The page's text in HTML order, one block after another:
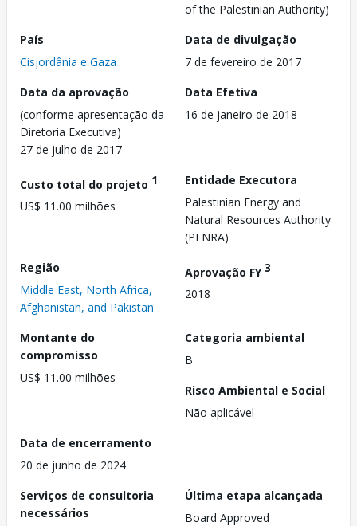
of the Palestinian Authority)
País
Cisjordânia e Gaza
Data de divulgação
7 de fevereiro de 2017
Data da aprovação
(conforme apresentação da
Diretoria Executiva)
27 de julho de 2017
Data Efetiva
16 de janeiro de 2018
Custo total do projeto 1
US$ 11.00 milhões
Entidade Executora
Palestinian Energy and
Natural Resources Authority
(PENRA)
Região
Middle East, North Africa,
Afghanistan, and Pakistan
Aprovação FY3
2018
Montante do
compromisso
US$ 11.00 milhões
Categoria ambiental
B
Risco Ambiental e Social
Não aplicável
Data de encerramento
20 de junho de 2024
Serviços de consultoria
necessários
Última etapa alcançada
Board Approved